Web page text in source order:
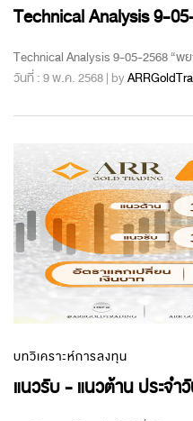
Technical Analysis 9-
Technical Analysis 9-05-2568 “พ
วันที่ : 9 พ.ค. 2568 | by
บทวิเคราะห์การลงทุน
แนวรับ - แนวต้าน ประจ